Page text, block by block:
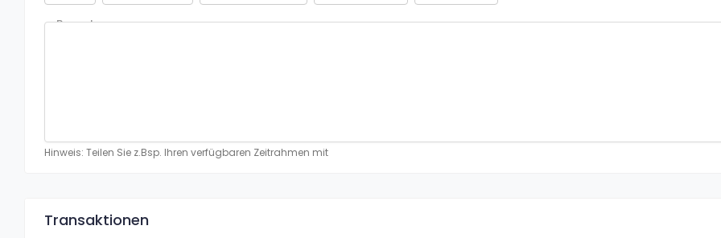
Bemerkung
Hinweis: Teilen Sie z.Bsp. Ihren verfügbaren Zeitrahmen mit
Transaktionen